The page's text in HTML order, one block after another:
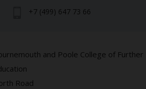
+7 (499) 647 73 66
and Poole College of Further
Road